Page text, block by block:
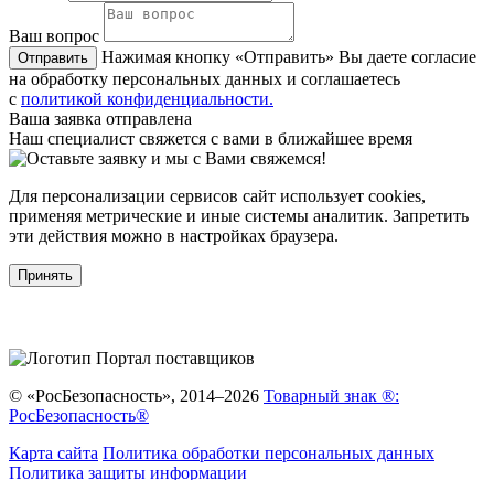
Ваш вопрос
Отправить
Нажимая кнопку «Отправить» Вы даете согласие
на обработку персональных данных и соглашаетесь
с политикой конфиденциальности.
Ваша заявка отправлена
Наш специалист свяжется с вами в ближайшее время
Для персонализации сервисов сайт использует cookies,
применяя метрические и иные системы аналитик. Запретить
эти действия можно в настройках браузера.
Принять
© «РосБезопасность», 2014–2026 Товарный знак ®:
РосБезопасность®
Карта сайта Политика обработки персональных данных
Политика защиты информации